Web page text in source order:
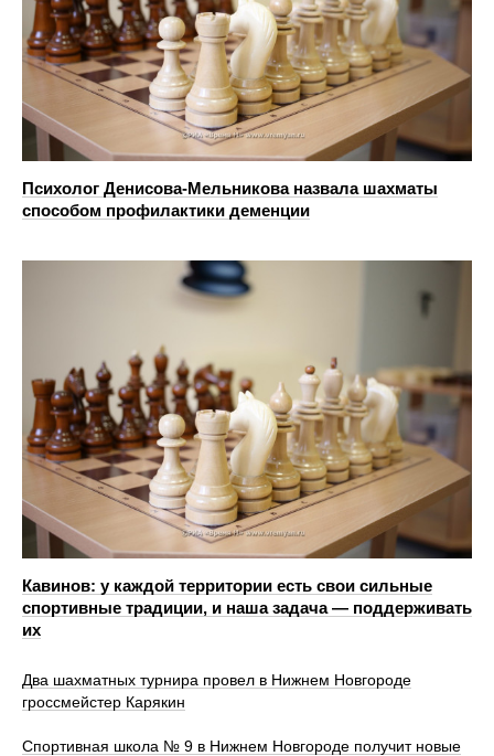
Психолог Денисова-Мельникова назвала шахматы
способом профилактики деменции
Кавинов: у каждой территории есть свои сильные
спортивные традиции, и наша задача — поддерживать
их
Два шахматных турнира провел в Нижнем Новгороде
гроссмейстер Карякин
Спортивная школа № 9 в Нижнем Новгороде получит новые